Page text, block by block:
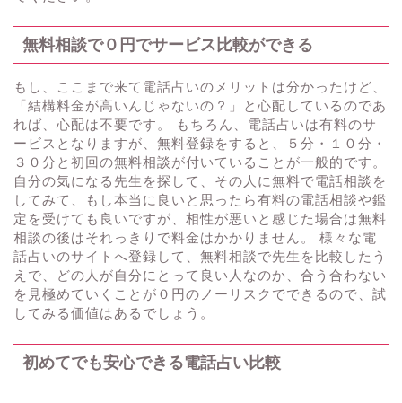
無料相談で０円でサービス比較ができる
もし、ここまで来て電話占いのメリットは分かったけど、
「結構料金が高いんじゃないの？」と心配しているのであ
れば、心配は不要です。 もちろん、電話占いは有料のサ
ービスとなりますが、無料登録をすると、５分・１０分・
３０分と初回の無料相談が付いていることが一般的です。
自分の気になる先生を探して、その人に無料で電話相談を
してみて、もし本当に良いと思ったら有料の電話相談や鑑
定を受けても良いですが、相性が悪いと感じた場合は無料
相談の後はそれっきりで料金はかかりません。 様々な電
話占いのサイトへ登録して、無料相談で先生を比較したう
えで、どの人が自分にとって良い人なのか、合う合わない
を見極めていくことが０円のノーリスクでできるので、試
してみる価値はあるでしょう。
初めてでも安心できる電話占い比較